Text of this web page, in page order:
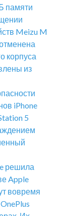
памяти
Meizu M
корпуса
из
iPhone
5
решила
Apple
вовремя